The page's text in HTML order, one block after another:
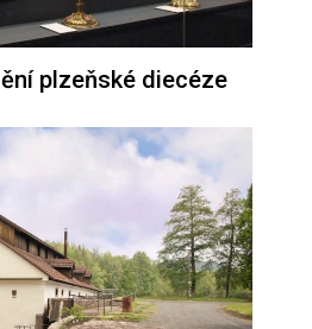
plzeňské diecéze